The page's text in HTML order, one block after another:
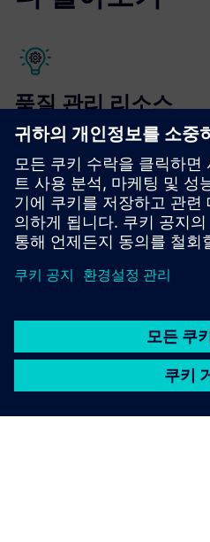
품질 관리 리소스
품질 관리 시스템 (QMS) 은 폐
효과적으로 통합될 때 품질 문
제를 식별할 수 있어요.
더 읽어봐요.